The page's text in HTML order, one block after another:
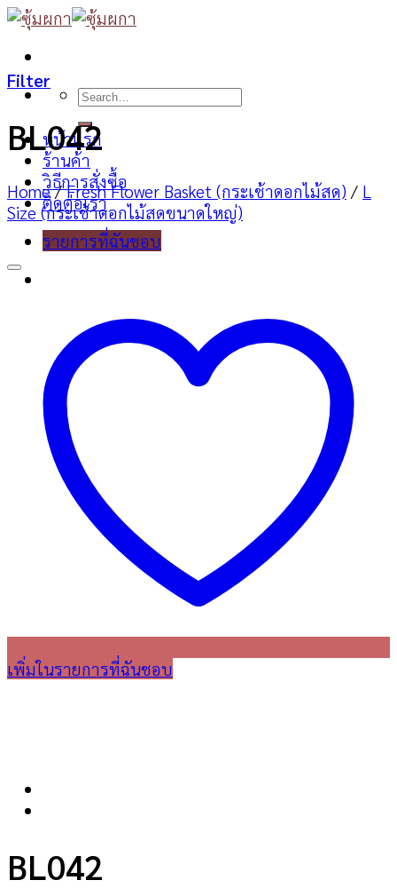
Skip
content
Search
หน้าแรก
ร้านค้า
วิธีการสั่งซื้อ
ติดต่อเรา
รายการที่ฉันชอบ
Filter
BL042
Home / Fresh Flower Basket (กระเช้าดอกไม้สด) / L
Size (กระเช้าดอกไม้สดขนาดใหญ่)
เพิ่มในรายการที่ฉันชอบ
BL042